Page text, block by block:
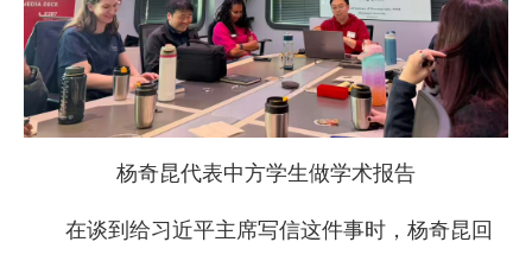
杨奇昆代表中方学生做学术报告
在谈到给习近平主席写信这件事时，杨奇昆回